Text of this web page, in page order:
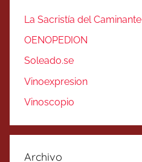
La Sacristía del Caminante
OENOPEDION
Soleado.se
Vinoexpresion
Vinoscopio
Archivo